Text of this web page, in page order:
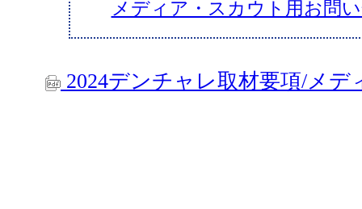
メディア・スカウト用お問
2024デンチャレ取材要項/メ